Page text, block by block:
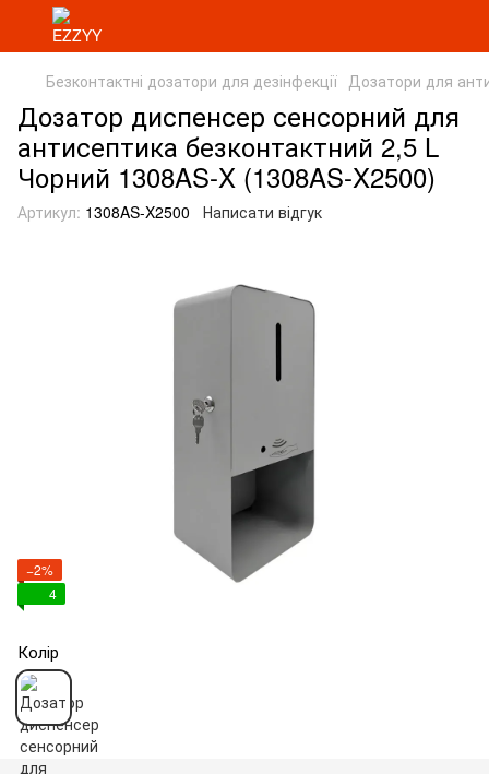
Безконтактні дозатори для дезінфекції Дозатори для
Дозатор диспенсер сенсорний для
антисептика безконтактний 2,5 L
Чорний 1308AS-X (1308AS-X2500)
Артикул: 1308AS-X2500 Написати відгук
−2%
4
Колір